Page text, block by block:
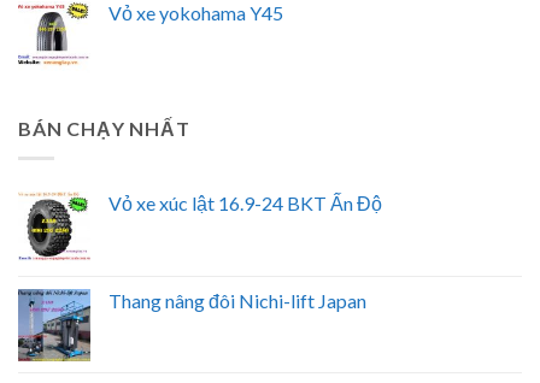
Vỏ xe yokohama Y45
BÁN CHẠY NHẤT
Vỏ xe xúc lật 16.9-24 BKT Ấn Độ
Thang nâng đôi Nichi-lift Japan